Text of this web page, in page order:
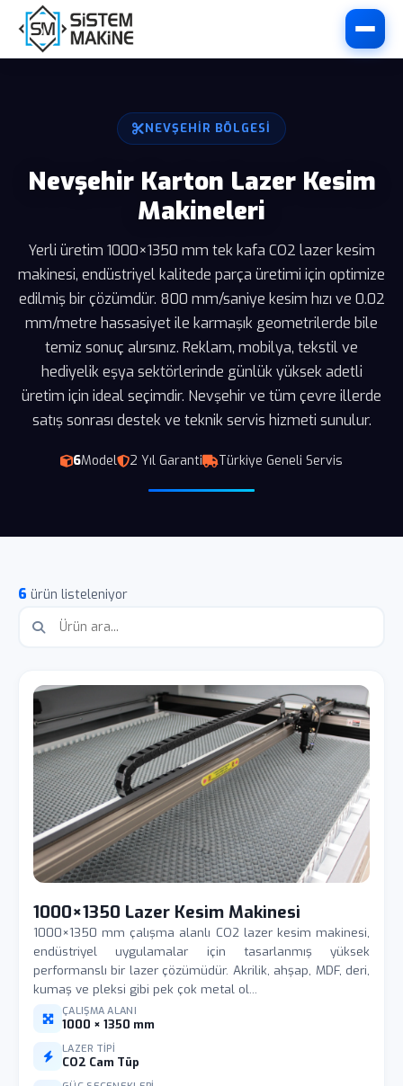
NEVŞEHIR BÖLGESI
Nevşehir Karton Lazer Kesim
Makineleri
Yerli üretim 1000×1350 mm tek kafa CO2 lazer kesim
makinesi, endüstriyel kalitede parça üretimi için optimize
edilmiş bir çözümdür. 800 mm/saniye kesim hızı ve 0.02
mm/metre hassasiyet ile karmaşık geometrilerde bile
temiz sonuç alırsınız. Reklam, mobilya, tekstil ve
hediyelik eşya sektörlerinde günlük yüksek adetli
üretim için ideal seçimdir. Nevşehir ve tüm çevre illerde
satış sonrası destek ve teknik servis hizmeti sunulur.
6Model 2 Yıl Garanti Türkiye Geneli Servis
6 ürün listeleniyor
1000×1350 Lazer Kesim Makinesi
1000×1350 mm çalışma alanlı CO2 lazer kesim makinesi,
endüstriyel uygulamalar için tasarlanmış yüksek
performanslı bir lazer çözümüdür. Akrilik, ahşap, MDF, deri,
kumaş ve pleksi gibi pek çok metal ol...
ÇALIŞMA ALANI
1000 × 1350 mm
LAZER TIPI
CO2 Cam Tüp